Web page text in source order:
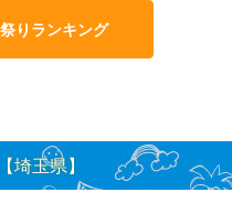
りランキング
埼玉県】